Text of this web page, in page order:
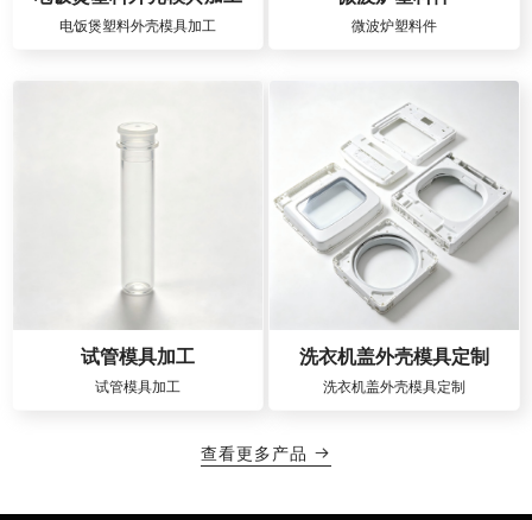
电饭煲塑料外壳模具加工 微波炉塑料件
试管模具加工
试管模具加工
洗衣机盖外壳模具定制
洗衣机盖外壳模具定制
查看更多产品 